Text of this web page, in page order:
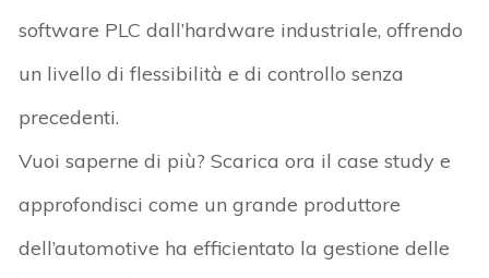
software PLC dall’hardware industriale, offrendo
un livello di flessibilità e di controllo senza
precedenti.
Vuoi saperne di più? Scarica ora il case study e
approfondisci come un grande produttore
dell’automotive ha efficientato la gestione delle